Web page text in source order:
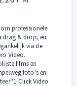
professionele
drag & drop, en
via de
Video.
films en
foto's en
'1-Click Video